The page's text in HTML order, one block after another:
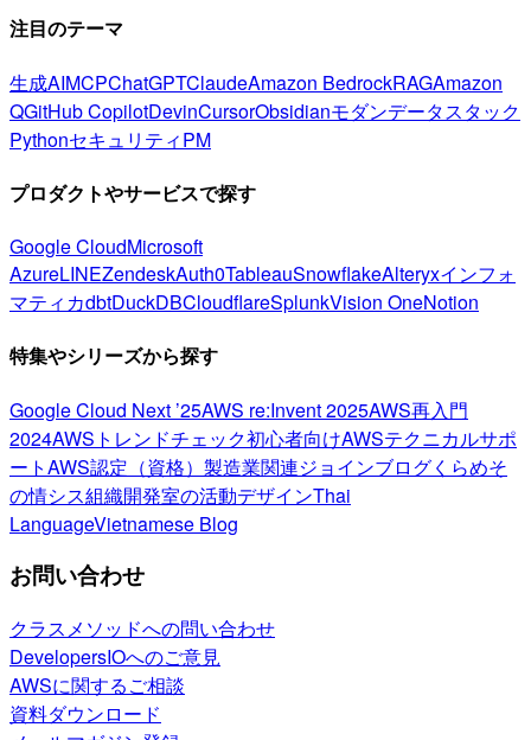
注目のテーマ
生成AIMCPChatGPTClaudeAmazon BedrockRAGAmazon
QGitHub CopilotDevinCursorObsidianモダンデータスタック
PythonセキュリティPM
プロダクトやサービスで探す
Google CloudMicrosoft
AzureLINEZendeskAuth0TableauSnowflakeAlteryxインフォ
マティカdbtDuckDBCloudflareSplunkVision OneNotion
特集やシリーズから探す
Google Cloud Next ’25AWS re:Invent 2025AWS再入門
2024AWSトレンドチェック初心者向けAWSテクニカルサポ
ートAWS認定（資格） 製造業関連ジョインブログくらめそ
の情シス組織開発室の活動デザインThai
LanguageVietnamese Blog
お問い合わせ
クラスメソッドへの問い合わせ
DevelopersIOへのご意見
AWSに関するご相談
資料ダウンロード